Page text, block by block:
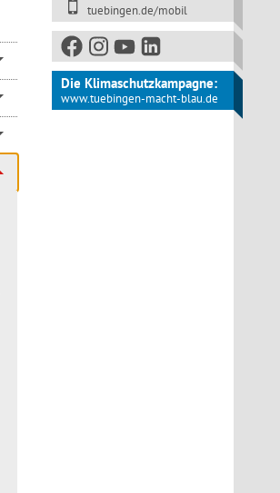
tuebingen.de/mobil
Die Klimaschutzkampagne:
www.tuebingen-macht-blau.de